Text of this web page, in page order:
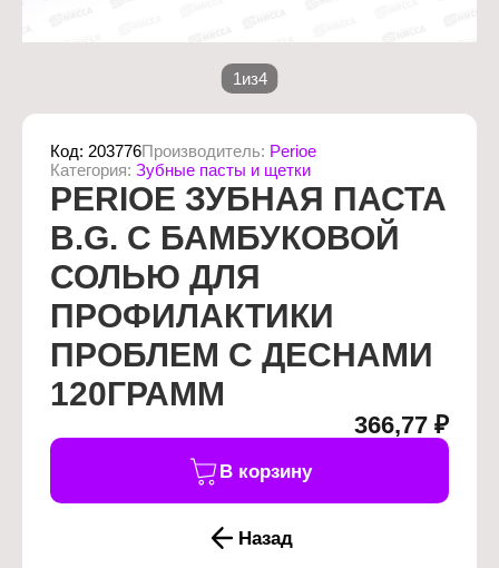
1из4
Код: 203776Производитель: Perioe
Категория: Зубные пасты и щетки
PERIOE ЗУБНАЯ ПАСТА
B.G. С БАМБУКОВОЙ
СОЛЬЮ ДЛЯ
ПРОФИЛАКТИКИ
ПРОБЛЕМ С ДЕСНАМИ
120ГРАММ
366,77 ₽
Назад
В корзину